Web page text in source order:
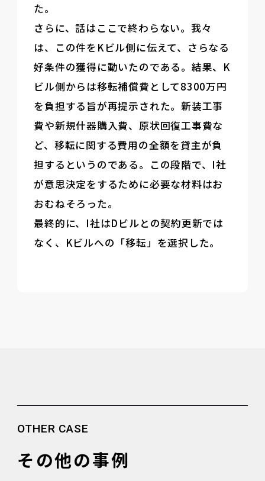
た。
さらに、話はここで終わらない。我々
は、この件をKビル側に伝えて、さらなる
好条件の獲得に動いたのである。結果、K
ビル側からは移転補償費として8300万円
を負担する旨が再提示された。新装工事
費や新規什器購入費、原状回復工事費な
ど、移転に関する費用の全額を貸主が負
担するというのである。この段階で、I社
が意思決定をするために必要な材料はお
おむねそろった。
最終的に、I社はDビルとの契約更新では
なく、Kビルへの「移転」を選択した。
OTHER CASE
その他の事例